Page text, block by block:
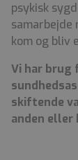
psykisk
samarbejde
kom og bliv
Vi har brug
skiftende
anden eller